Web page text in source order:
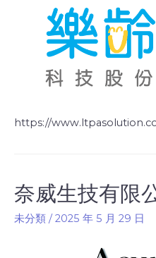
https://
奈威生技有限
未分類 /2025 年 5 月 29 日